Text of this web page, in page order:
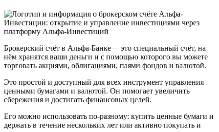
Брокерский счёт в Альфа-Банке— это специальный счёт, на
нём хранятся ваши деньги и с помощью которого вы можете
торговать акциями, облигациями, паями фондов и валютой.
Это простой и доступный для всех инструмент управления
ценными бумагами и валютой. Он помогает увеличить
сбережения и достигать финансовых целей.
Его можно использовать по-разному: купить ценные бумаги и
держать в течение нескольких лет или активно покупать и